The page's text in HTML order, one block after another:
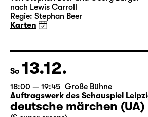
18:00
Große Bühne
mit Audiodeskription
Alice hinter den Spiegeln
Regie: Stephan Beer
Karten
So 13.12.